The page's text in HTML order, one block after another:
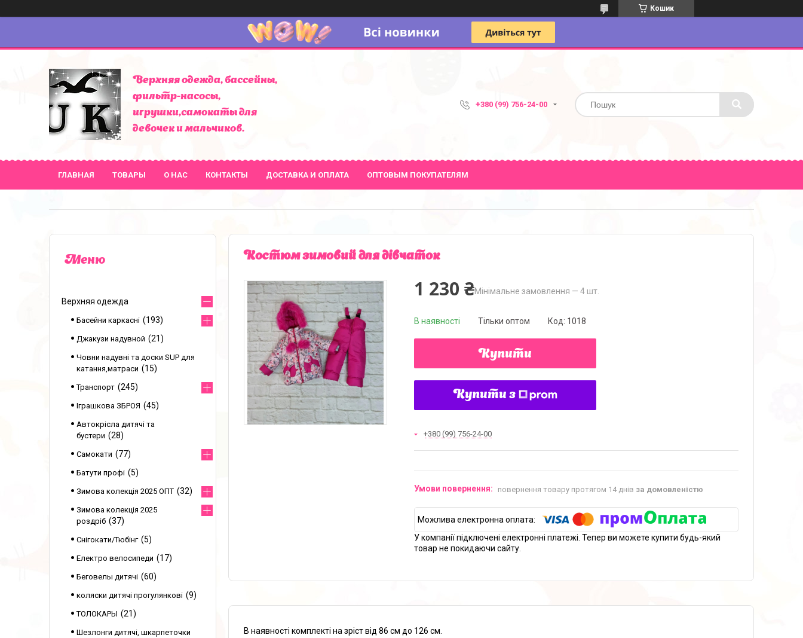
Кошик
Верхняя одежда, бассейны,
фильтр-насосы,
игрушки,самокаты для
девочек и мальчиков.
+380 (99) 756-24-00
ГЛАВНАЯ ТОВАРЫ О НАС КОНТАКТЫ ДОСТАВКА И ОПЛАТА ОПТОВЫМ ПОКУПАТЕЛЯМ
Костюм зимовий для дівчаток
1 230 ₴Мінімальне замовлення — 4 шт.
В наявності Тільки оптом Код: 1018
Купити
Купити з
+380 (99) 756-24-00
повернення товару протягом 14 днів за домовленістю
У компанії підключені електронні платежі. Тепер ви можете купити будь-який
товар не покидаючи сайту.
В наявності комплекті на зріст від 86 см до 126 см.
Верхняя одежда
Басейни каркасні 193
Джакузи надувной 21
Човни надувні та доски SUP для
катання,матраси
15
Транспорт 245
Іграшкова ЗБРОЯ 45
Автокрісла дитячі та
бустери
28
Самокати 77
Батути профі 5
Зимова колекція 2025 ОПТ 32
Зимова колекція 2025
роздріб
37
Снігокати/Тюбінг 5
Електро велосипеди 17
Беговелы дитячі 60
коляски дитячі прогулянкові 9
ТОЛОКАРЫ 21
Шезлонги дитячі, шкарпеточки